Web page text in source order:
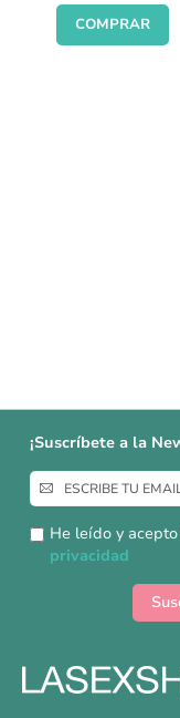
COMPRAR
¡Suscríbete a la
Inscríbase
a
nuestro
boletín
He leído y
privacidad